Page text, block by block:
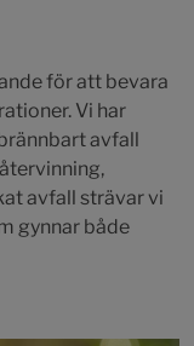
för att bevara
Vi har
avfall
avfall strävar vi
gynnar både